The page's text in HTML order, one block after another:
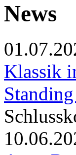
News
Klassik